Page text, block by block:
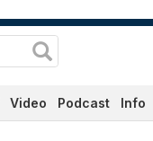
Video Podcast Info